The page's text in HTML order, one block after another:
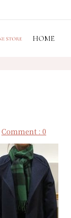
HOME
Comment : 0